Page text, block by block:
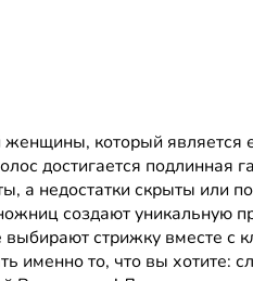
который
достигается
а недостатки скрыты или
создают уникальную
стрижку вместе с
именно то, что вы хотите: